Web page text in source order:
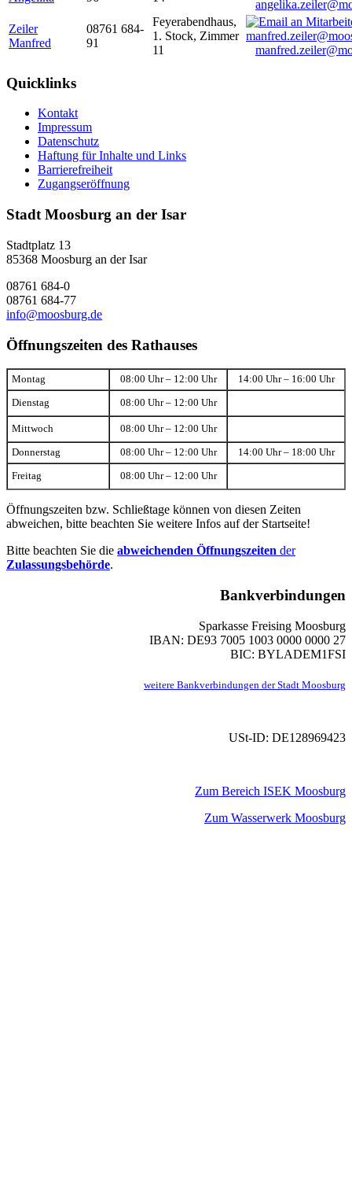
Zeiler
Manfred
08761 684-
91
Feyerabendhaus,
1. Stock, Zimmer
11
Quicklinks
Kontakt
Impressum
Datenschutz
Haftung für Inhalte und Links
Barrierefreiheit
Zugangseröffnung
Stadt Moosburg an der Isar
Stadtplatz 13
85368 Moosburg an der Isar
08761 684-0
08761 684-77
info@moosburg.de
Öffnungszeiten des Rathauses
Montag 08:00 Uhr – 12:00 Uhr 14:00 Uhr – 16:00 Uhr
Dienstag 08:00 Uhr – 12:00 Uhr
Mittwoch 08:00 Uhr – 12:00 Uhr
Donnerstag 08:00 Uhr – 12:00 Uhr 14:00 Uhr – 18:00 Uhr
Freitag 08:00 Uhr – 12:00 Uhr
Öffnungszeiten bzw. Schließtage können von diesen Zeiten
abweichen, bitte beachten Sie weitere Infos auf der Startseite!
Bitte beachten Sie die abweichenden Öffnungszeiten der
Zulassungsbehörde.
Bankverbindungen
Sparkasse Freising Moosburg
IBAN: DE93 7005 1003 0000 0000 27
BIC: BYLADEM1FSI
weitere Bankverbindungen der Stadt Moosburg
USt-ID: DE128969423
Zum Bereich ISEK Moosburg
Zum Wasserwerk Moosburg